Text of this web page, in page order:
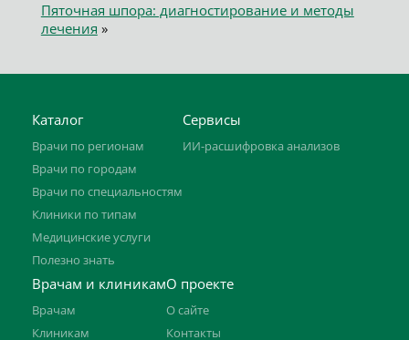
Пяточная шпора: диагностирование и методы
лечения »
Каталог
Врачи по регионам
Врачи по городам
Врачи по специальностям
Клиники по типам
Медицинские услуги
Полезно знать
Сервисы
ИИ-расшифровка анализов
Врачам и клиникам
Врачам
Клиникам
О проекте
О сайте
Контакты